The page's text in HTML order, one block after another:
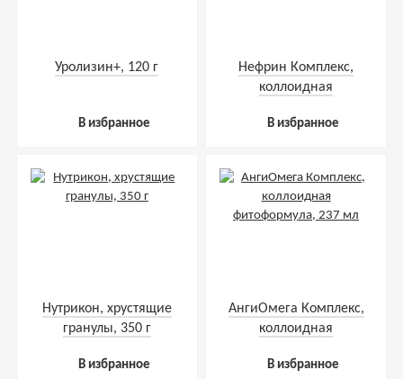
Уролизин+, 120 г
В избранное
Нефрин Комплекс,
коллоидная
В избранное
Нутрикон, хрустящие
гранулы, 350 г
В избранное
АнгиОмега Комплекс,
коллоидная
В избранное